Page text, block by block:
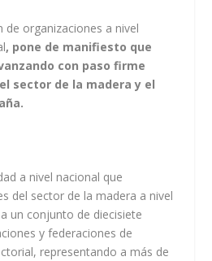
de organizaciones a nivel
, pone de manifiesto que
con paso firme
sector de la madera y el
a nivel nacional que
del sector de la madera a nivel
un conjunto de diecisiete
y federaciones de
representando a más de